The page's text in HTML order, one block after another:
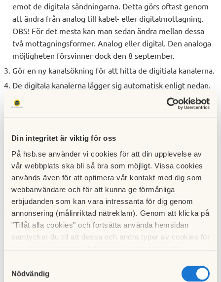
Din integritet är viktig för oss
På hsb.se använder vi cookies för att din upplevelse av
vår webbplats ska bli så bra som möjligt. Vissa cookies
används även för att optimera vår kontakt med dig som
webbanvändare och för att kunna ge förmånliga
erbjudanden som kan vara intressanta för dig genom
annonsering (målinriktad nätreklam). Genom att klicka på
"Tillåt alla cookies" och fortsätta använda hemsidan
samtycker du till att dessa och andra typer av cookies för
cookies och välja att endast tillåta ett urval.
Nödvändig
emot de digitala sändningarna. Detta görs oftast genom
att ändra från analog till kabel- eller digitalmottagning.
OBS! För det mesta kan man sedan ändra mellan dessa
två mottagningsformer. Analog eller digital. Den analoga
möjligheten försvinner dock den 8 september.
Gör en ny kanalsökning för att hitta de digitiala kanalerna.
De digitala kanalerna lägger sig automatisk enligt nedan.
Nu är det bara att åtnjuta digitala sändningar och
möjligheter. OBS! Tänk dock på att du inte har exakt
Du kan läsa ännu mer på Com Hems
hemsida:https://www.comhem.se/tv/digitalisering
eller så kan du läsa Com Hemsinformationsbroschyr
OBS! OBS! OBS! Vid ovanstående steg kan TV'n fråga efter
nätverks-ID. Vid kanalsöknngen är detta specifikt för varje
kommun. För Lomma Kommun är det: 41003. Märk väl att
en sammanställning över nätverks-ID i flertalet andra